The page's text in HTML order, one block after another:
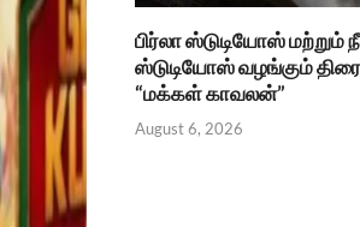
பிர்லா ஸ்டுடியோஸ் மற்றும்
ஸ்டுடியோஸ் வழங்கும்
“மக்கள் காவலன்”
August 6, 2026